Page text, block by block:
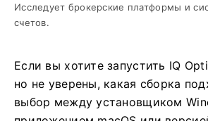
Исследует брокерские платформы и
счетов.
Если вы хотите запустить IQ
но не уверены, какая сборка
выбор между установщиком